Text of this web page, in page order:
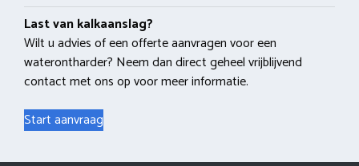
Last van kalkaanslag?
Wilt u advies of een offerte aanvragen voor een
waterontharder? Neem dan direct geheel vrijblijvend
contact met ons op voor meer informatie.
Start aanvraag